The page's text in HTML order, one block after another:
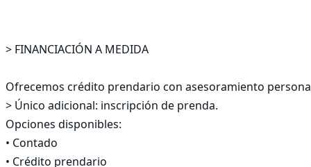
> FINANCIACIÓN A MEDIDA
Ofrecemos crédito prendario con asesoramiento
> Único adicional: inscripción de prenda.
Opciones disponibles:
• Contado
• Crédito prendario